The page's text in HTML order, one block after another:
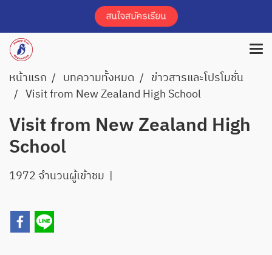
หน้าแรก บทความทั้งหมด
ข่าวสารและโปรโมชั่น
Visit from New Zealand High School
Visit from New Zealand High
School
1972 จำนวนผู้เข้าชม |